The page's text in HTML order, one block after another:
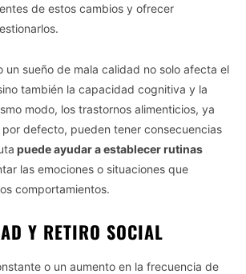
de estos cambios y ofrecer
un sueño de mala calidad no solo afecta el
también la capacidad cognitiva y la
modo, los trastornos alimenticios, ya
defecto, pueden tener consecuencias
puede ayudar a establecer rutinas
las emociones o situaciones que
comportamientos.
Y RETIRO SOCIAL
o un aumento en la frecuencia de